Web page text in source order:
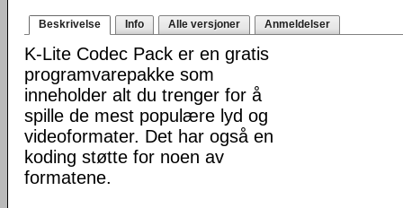
Beskrivelse Info Alle versjoner Anmeldelser
K-Lite Codec Pack er en gratis
programvarepakke som
inneholder alt du trenger for å
spille de mest populære lyd og
videoformater. Det har også en
koding støtte for noen av
formatene.